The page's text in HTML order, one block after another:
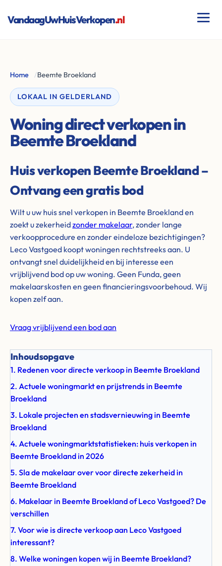
VandaagUwHuisVerkopen.nl
Home /Beemte Broekland
LOKAAL IN GELDERLAND
Woning direct verkopen in
Beemte Broekland
Huis verkopen Beemte Broekland –
Ontvang een gratis bod
Wilt u uw huis snel verkopen in Beemte Broekland en
zoekt u zekerheidzonder makelaar, zonder lange
verkoopprocedure en zonder eindeloze bezichtigingen?
Leco Vastgoed koopt woningen rechtstreeks aan. U
ontvangt snel duidelijkheid en bij interesse een
vrijblijvend bod op uw woning. Geen Funda, geen
makelaarskosten en geen financieringsvoorbehoud. Wij
kopen zelf aan.
Vraag vrijblijvend een bod aan
Inhoudsopgave
1. Redenen voor directe verkoop in Beemte Broekland
2. Actuele woningmarkt en prijstrends in Beemte
Broekland
3. Lokale projecten en stadsvernieuwing in Beemte
Broekland
4. Actuele woningmarktstatistieken: huis verkopen in
Beemte Broekland in 2026
5. Sla de makelaar over voor directe zekerheid in
Beemte Broekland
6. Makelaar in Beemte Broekland of Leco Vastgoed? De
verschillen
7. Voor wie is directe verkoop aan Leco Vastgoed
interessant?
8. Welke woningen kopen wij in Beemte Broekland?